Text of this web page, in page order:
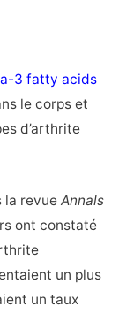
3 fatty acids
le corps et
d’arthrite
la revue Annals
ont constaté
un plus
un taux